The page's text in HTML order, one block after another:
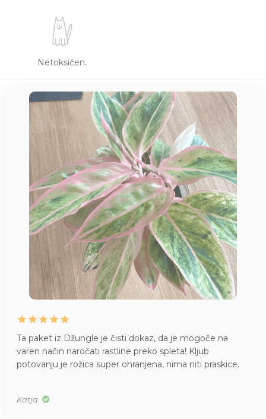
Netoksičen.
Ta paket iz Džungle je čisti dokaz, da je mogoče na
varen način naročati rastline preko spleta! Kljub
potovanju je rožica super ohranjena, nima niti praskice.
Katja